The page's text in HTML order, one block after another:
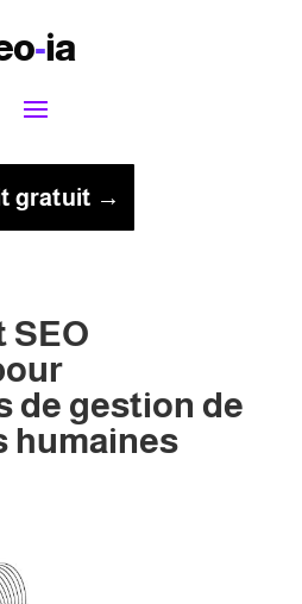
-ia
gratuit →
SEO
de gestion de
humaines